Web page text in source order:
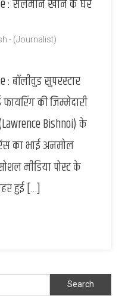
: सलमान खान के घर
- (Journalist)
: बॉलीवुड सुपरस्टार
की जिम्मेदारी
Bishnoi) के
का भाई अनमोल
मीडिया पोस्ट के
हुई […]
Search
for: